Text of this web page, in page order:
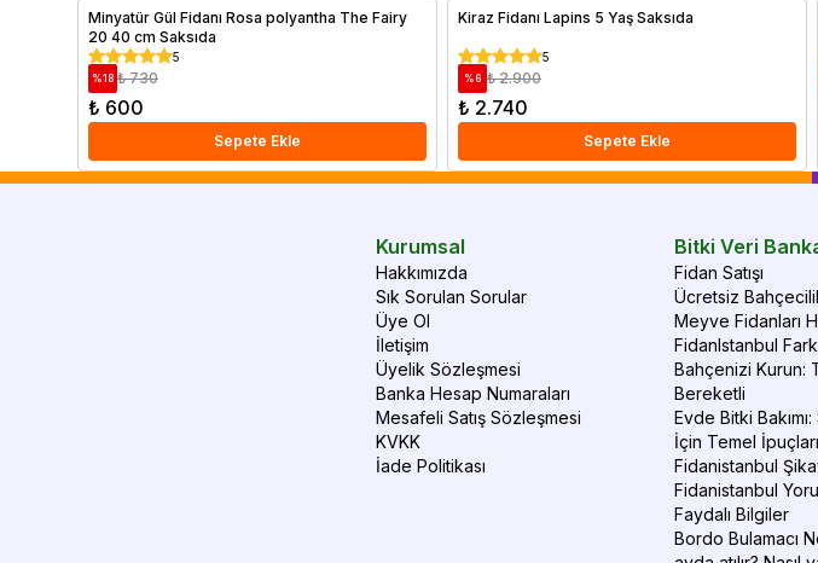
Minyatür Gül Fidanı Rosa polyantha The Fairy
20 40 cm Saksıda
5
%18 ₺ 730
₺ 600
Sepete Ekle
Kiraz Fidanı Lapins 5 Yaş Saksıda
5
% 6 ₺ 2.900
₺ 2.740
Sepete Ekle
Kurumsal
Hakkımızda
Sık Sorulan Sorular
Üye Ol
İletişim
Üyelik Sözleşmesi
Banka Hesap Numaraları
Mesafeli Satış Sözleşmesi
KVKK
İade Politikası
Bitki Veri
Fidan Satışı
Ücretsiz
Meyve Fidanları
FidanIstanbul
Bahçenizi Kurun:
Bereketli
Evde Bitki
İçin Temel İpuçları
Fidanistanbul
Fidanistanbul
Faydalı Bilgiler
Bordo Bulamacı